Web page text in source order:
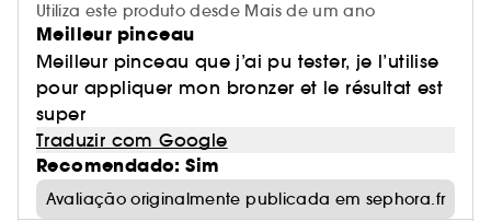
Utiliza este produto desde Mais de um ano
Meilleur pinceau
Meilleur pinceau que j’ai pu tester, je l’utilise
pour appliquer mon bronzer et le résultat est
super
Traduzir com Google
Recomendado: Sim
Avaliação originalmente publicada em sephora.fr